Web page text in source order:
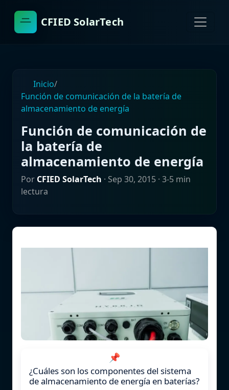
CFIED SolarTech
Inicio/
Función de comunicación de la batería de
almacenamiento de energía
Función de comunicación de
la batería de
almacenamiento de energía
Por CFIED SolarTech · Sep 30, 2015 · 3-5 min
lectura
📌
¿Cuáles son los componentes del sistema
de almacenamiento de energía en baterías?